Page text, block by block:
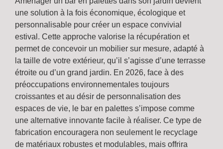
une solution à la fois économique, écologique et
personnalisable pour créer un espace convivial
estival. Cette approche valorise la récupération et
permet de concevoir un mobilier sur mesure, adapté à
la taille de votre extérieur, qu’il s’agisse d’une terrasse
étroite ou d’un grand jardin. En 2026, face à des
préoccupations environnementales toujours
croissantes et au désir de personnalisation des
espaces de vie, le bar en palettes s’impose comme
une alternative innovante facile à réaliser. Ce type de
fabrication encouragera non seulement le recyclage
de matériaux robustes et modulables, mais offrira